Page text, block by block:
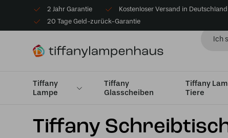
2 Jahr Garantie
Kostenloser Versand in
20 Tage Geld-zurück-Garantie
Tiffany
Lampe
Tiffany
Glasscheiben
Tiffany
Tiere
Startseite Tiffany Tischlampe Schreibtischlampen
Tiffany